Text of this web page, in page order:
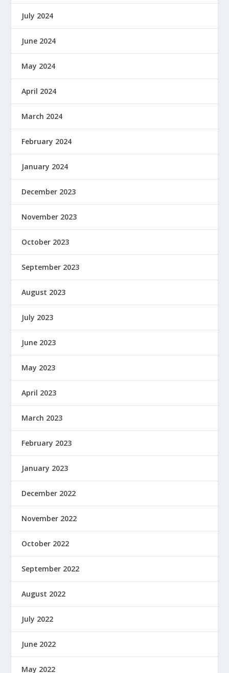
July 2024
June 2024
May 2024
April 2024
March 2024
February 2024
January 2024
December 2023
November 2023
October 2023
September 2023
August 2023
July 2023
June 2023
May 2023
April 2023
March 2023
February 2023
January 2023
December 2022
November 2022
October 2022
September 2022
August 2022
July 2022
June 2022
May 2022